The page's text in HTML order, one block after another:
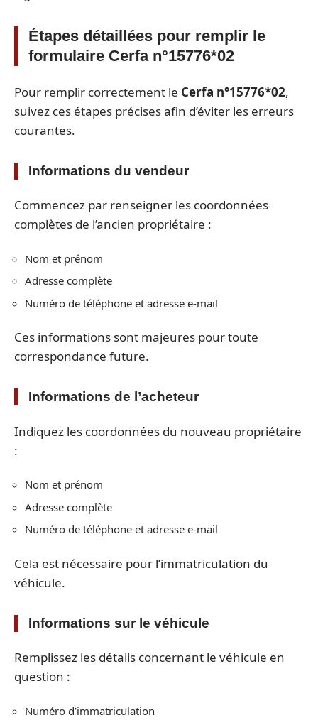
Étapes détaillées pour remplir le
formulaire Cerfa n°15776*02
Pour remplir correctement le Cerfa n°15776*02,
suivez ces étapes précises afin d’éviter les erreurs
courantes.
Informations du vendeur
Commencez par renseigner les coordonnées
complètes de l’ancien propriétaire :
Nom et prénom
Adresse complète
Numéro de téléphone et adresse e-mail
Ces informations sont majeures pour toute
correspondance future.
Informations de l’acheteur
Indiquez les coordonnées du nouveau propriétaire
:
Nom et prénom
Adresse complète
Numéro de téléphone et adresse e-mail
Cela est nécessaire pour l’immatriculation du
véhicule.
Informations sur le véhicule
Remplissez les détails concernant le véhicule en
question :
Numéro d’immatriculation